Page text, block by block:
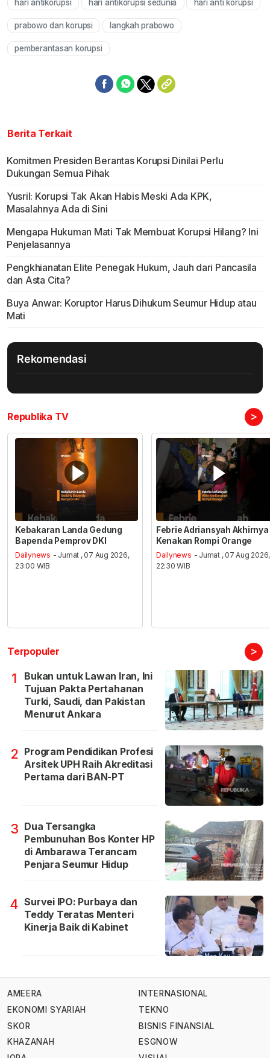
Mute
hari antikorupsi hari antikorupsi sedunia hari anti korupsi
prabowo dan korupsi langkah prabowo
pemberantasan korupsi
Berita Terkait
Komitmen Presiden Berantas Korupsi Dinilai Perlu
Dukungan Semua Pihak
Yusril: Korupsi Tak Akan Habis Meski Ada KPK,
Masalahnya Ada di Sini
Mengapa Hukuman Mati Tak Membuat Korupsi Hilang? Ini
Penjelasannya
Pengkhianatan Elite Penegak Hukum, Jauh dari Pancasila
dan Asta Cita?
Buya Anwar: Koruptor Harus Dihukum Seumur Hidup atau
Mati
Rekomendasi
Republika TV >
Kebakaran Landa Gedung
Bapenda Pemprov DKI
Dailynews - Jumat , 07 Aug 2026,
23:00 WIB
Febrie Adriansyah Akhirnya
Kenakan Rompi Orange
Dailynews - Jumat , 07 Aug 2026,
22:30 WIB
Terpopuler >
1
Bukan untuk Lawan Iran, Ini
Tujuan Pakta Pertahanan
Turki, Saudi, dan Pakistan
Menurut Ankara
2 Program Pendidikan Profesi
Arsitek UPH Raih Akreditasi
Pertama dari BAN-PT
3 Dua Tersangka
Pembunuhan Bos Konter HP
di Ambarawa Terancam
Penjara Seumur Hidup
4 Survei IPO: Purbaya dan
Teddy Teratas Menteri
Kinerja Baik di Kabinet
AMEERA
EKONOMI SYARIAH
SKOR
KHAZANAH
INTERNASIONAL
TEKNO
BISNIS FINANSIAL
ESGNOW